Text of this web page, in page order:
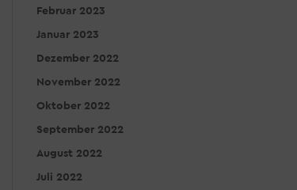
Februar 2023
Januar 2023
Dezember 2022
November 2022
Oktober 2022
September 2022
August 2022
Juli 2022